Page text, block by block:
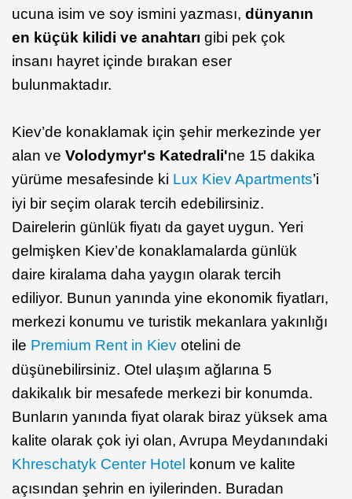
ucuna isim ve soy ismini yazması, dünyanın
en küçük kilidi ve anahtarı gibi pek çok
insanı hayret içinde bırakan eser
bulunmaktadır.
Kiev’de konaklamak için şehir merkezinde yer
alan ve Volodymyr's Katedrali'ne 15 dakika
yürüme mesafesinde ki Lux Kiev Apartments’i
iyi bir seçim olarak tercih edebilirsiniz.
Dairelerin günlük fiyatı da gayet uygun. Yeri
gelmişken Kiev’de konaklamalarda günlük
daire kiralama daha yaygın olarak tercih
ediliyor. Bunun yanında yine ekonomik fiyatları,
merkezi konumu ve turistik mekanlara yakınlığı
ile Premium Rent in Kiev otelini de
düşünebilirsiniz. Otel ulaşım ağlarına 5
dakikalık bir mesafede merkezi bir konumda.
Bunların yanında fiyat olarak biraz yüksek ama
kalite olarak çok iyi olan, Avrupa Meydanındaki
Khreschatyk Center Hotel konum ve kalite
açısından şehrin en iyilerinden. Buradan